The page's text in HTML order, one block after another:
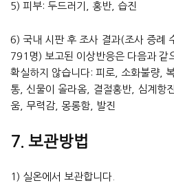
5) 피부: 두드러기, 홍반, 습진
6) 국내 시판 후 조사 결과(조사 증례
791명) 보고된 이상반응은 다음과 같
확실하지 않습니다: 피로, 소화불량,
통, 신물이 올라옴, 결절홍반, 심계항
움, 무력감, 몽롱함, 발진
7. 보관방법
1) 실온에서 보관합니다.